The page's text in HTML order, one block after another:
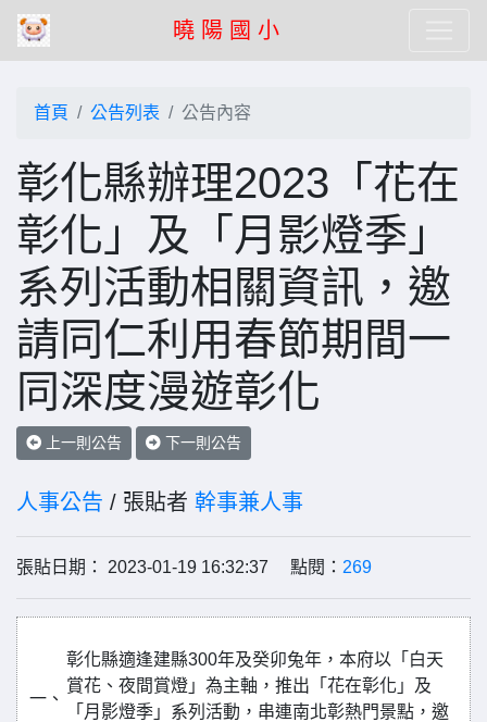
曉 陽 國 小
首頁 公告列表 公告內容
彰化縣辦理2023「花在
彰化」及「月影燈季」
系列活動相關資訊，邀
請同仁利用春節期間一
同深度漫遊彰化
上一則公告 下一則公告
人事公告 / 張貼者 幹事兼人事
張貼日期： 2023-01-19 16:32:37 點閱： 269
一、
彰化縣適逢建縣300年及癸卯兔年，本府以「白天
賞花、夜間賞燈」為主軸，推出「花在彰化」及
「月影燈季」系列活動，串連南北彰熱門景點，邀